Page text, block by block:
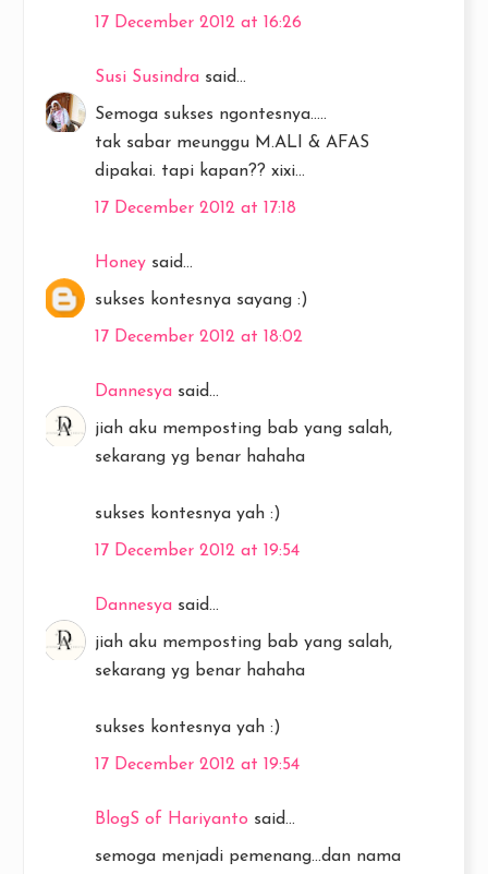
17 December 2012 at 16:26
Susi Susindra said...
Semoga sukses ngontesnya.....
tak sabar meunggu M.ALI & AFAS
dipakai. tapi kapan?? xixi...
17 December 2012 at 17:18
Honey said...
sukses kontesnya sayang :)
17 December 2012 at 18:02
Dannesya said...
jiah aku memposting bab yang salah,
sekarang yg benar hahaha
sukses kontesnya yah :)
17 December 2012 at 19:54
Dannesya said...
jiah aku memposting bab yang salah,
sekarang yg benar hahaha
sukses kontesnya yah :)
17 December 2012 at 19:54
BlogS of Hariyanto said...
semoga menjadi pemenang...dan nama